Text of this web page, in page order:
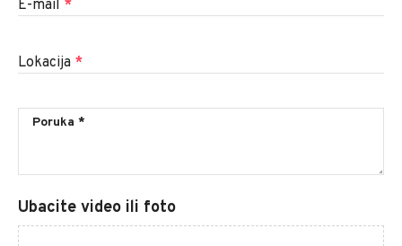
E-mail *
Lokacija *
Ubacite video ili foto